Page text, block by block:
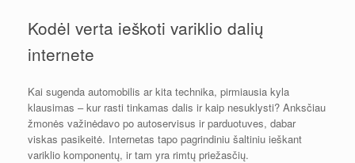
Kodėl verta ieškoti variklio dalių
internete
Kai sugenda automobilis ar kita technika, pirmiausia kyla
klausimas – kur rasti tinkamas dalis ir kaip nesuklysti? Anksčiau
žmonės važinėdavo po autoservisus ir parduotuves, dabar
viskas pasikeitė. Internetas tapo pagrindiniu šaltiniu ieškant
variklio komponentų, ir tam yra rimtų priežasčių.